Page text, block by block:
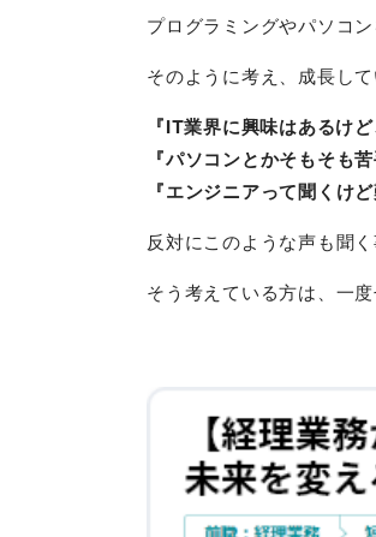
プログラミングやパソコ
そのように考え、成長して
『IT業界に興味はあるけ
『パソコンとかそもそも
『エンジニアって聞くけど
反対にこのような声も聞く
そう考えている方は、一